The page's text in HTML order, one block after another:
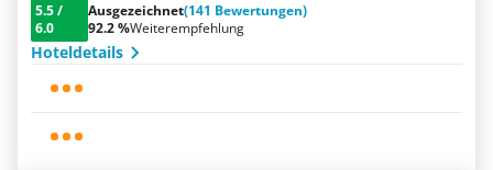
5.5/
6.0
Ausgezeichnet(141 Bewertungen)
92.2 %Weiterempfehlung
Hoteldetails